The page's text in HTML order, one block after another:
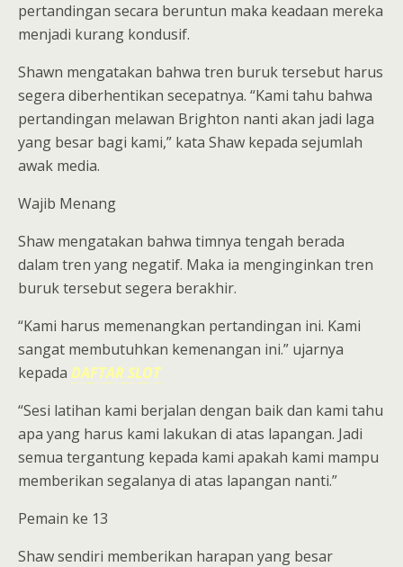
pertandingan secara beruntun maka keadaan mereka
menjadi kurang kondusif.
Shawn mengatakan bahwa tren buruk tersebut harus
segera diberhentikan secepatnya. “Kami tahu bahwa
pertandingan melawan Brighton nanti akan jadi laga
yang besar bagi kami,” kata Shaw kepada sejumlah
awak media.
Wajib Menang
Shaw mengatakan bahwa timnya tengah berada
dalam tren yang negatif. Maka ia menginginkan tren
buruk tersebut segera berakhir.
“Kami harus memenangkan pertandingan ini. Kami
sangat membutuhkan kemenangan ini.” ujarnya
kepada DAFTAR SLOT
“Sesi latihan kami berjalan dengan baik dan kami tahu
apa yang harus kami lakukan di atas lapangan. Jadi
semua tergantung kepada kami apakah kami mampu
memberikan segalanya di atas lapangan nanti.”
Pemain ke 13
Shaw sendiri memberikan harapan yang besar